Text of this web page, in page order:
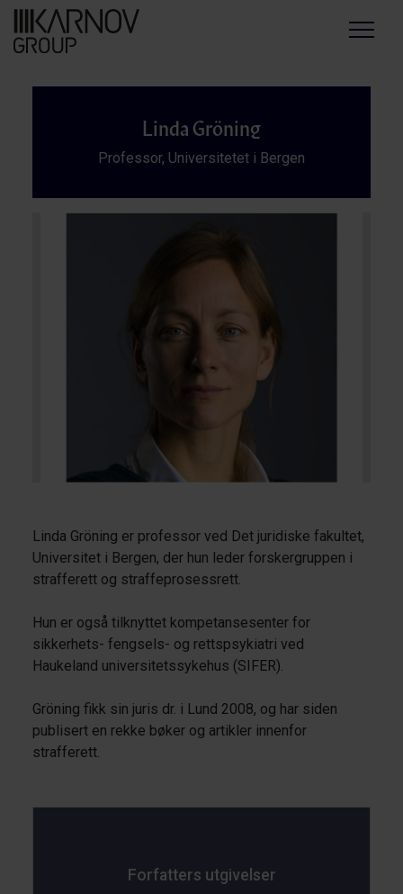
Menu
Linda Gröning
Professor, Universitetet i Bergen
Linda Gröning er professor ved Det juridiske fakultet,
Universitet i Bergen, der hun leder forskergruppen i
strafferett og straffeprosessrett.
Hun er også tilknyttet kompetansesenter for
sikkerhets- fengsels- og rettspsykiatri ved
Haukeland universitetssykehus (SIFER).
Gröning fikk sin juris dr. i Lund 2008, og har siden
publisert en rekke bøker og artikler innenfor
strafferett.
Forfatters utgivelser